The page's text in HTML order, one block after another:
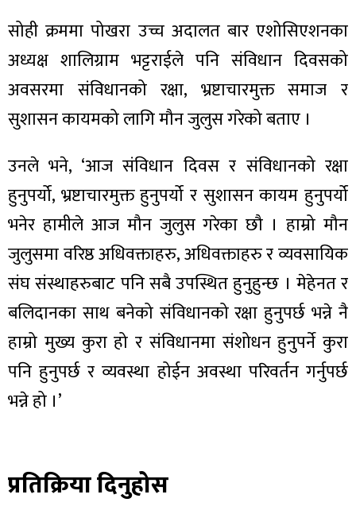
सोही क्रममा पोखरा उच्च अदालत बार एशोसिएशनका
अध्यक्ष शालिग्राम भट्टराईले पनि संविधान दिवसको
अवसरमा संविधानको रक्षा, भ्रष्टाचारमुक्त समाज र
सुशासन कायमको लागि मौन जुलुस गरेको बताए ।
उनले भने, ‘आज संविधान दिवस र संविधानको रक्षा
हुनुपर्यो, भ्रष्टाचारमुक्त हुनुपर्यो र सुशासन कायम हुनुपर्यो
भनेर हामीले आज मौन जुलुस गरेका छौ । हाम्रो मौन
जुलुसमा वरिष्ठ अधिवक्ताहरु, अधिवक्ताहरु र व्यवसायिक
संघ संस्थाहरुबाट पनि सबै उपस्थित हुनुहुन्छ । मेहेनत र
बलिदानका साथ बनेको संविधानको रक्षा हुनुपर्छ भन्ने नै
हाम्रो मुख्य कुरा हो र संविधानमा संशोधन हुनुपर्ने कुरा
पनि हुनुपर्छ र व्यवस्था होईन अवस्था परिवर्तन गर्नुपर्छ
भन्ने हो ।’
प्रतिक्रिया दिनुहोस